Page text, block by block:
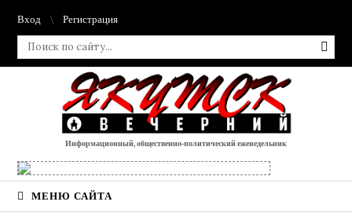
Вход Регистрация
Информационный, общественно-политический еженедельник
МЕНЮ САЙТА